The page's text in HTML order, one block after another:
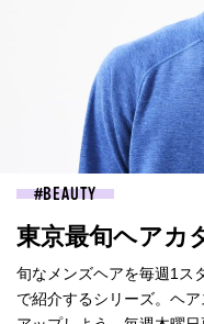
BEAUTY
東京最旬ヘアカ
旬なメンズヘアを毎週1ス
で紹介するシリーズ。ヘ